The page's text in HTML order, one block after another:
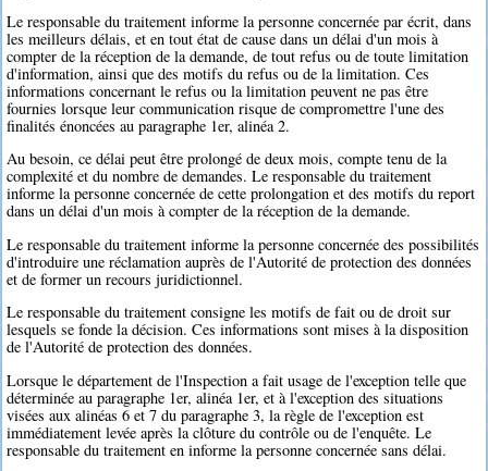
Le responsable du traitement informe la personne concernée par écrit, dans
les meilleurs délais, et en tout état de cause dans un délai d'un mois à
compter de la réception de la demande, de tout refus ou de toute limitation
d'information, ainsi que des motifs du refus ou de la limitation. Ces
informations concernant le refus ou la limitation peuvent ne pas être
fournies lorsque leur communication risque de compromettre l'une des
finalités énoncées au paragraphe 1er, alinéa 2.
Au besoin, ce délai peut être prolongé de deux mois, compte tenu de la
complexité et du nombre de demandes. Le responsable du traitement
informe la personne concernée de cette prolongation et des motifs du report
dans un délai d'un mois à compter de la réception de la demande.
Le responsable du traitement informe la personne concernée des possibilités
d'introduire une réclamation auprès de l'Autorité de protection des données
et de former un recours juridictionnel.
Le responsable du traitement consigne les motifs de fait ou de droit sur
lesquels se fonde la décision. Ces informations sont mises à la disposition
de l'Autorité de protection des données.
Lorsque le département de l'Inspection a fait usage de l'exception telle que
déterminée au paragraphe 1er, alinéa 1er, et à l'exception des situations
visées aux alinéas 6 et 7 du paragraphe 3, la règle de l'exception est
immédiatement levée après la clôture du contrôle ou de l'enquête. Le
responsable du traitement en informe la personne concernée sans délai.